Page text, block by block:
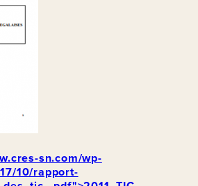
sn.com/wp-
10/rapport-